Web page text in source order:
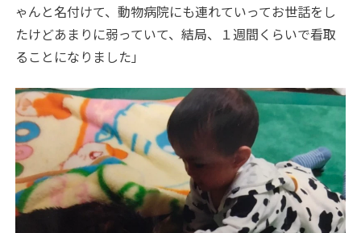
ゃんと名付けて、動物病院にも連れていってお世話をし
たけどあまりに弱っていて、結局、１週間くらいで看取
ることになりました」